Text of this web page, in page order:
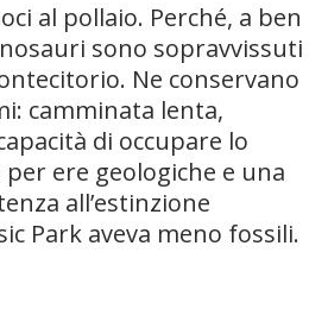
al pollaio. Perché, a ben
sono sopravvissuti
Ne conservano
camminata lenta,
di occupare lo
ere geologiche e una
all’estinzione
Park aveva meno fossili.